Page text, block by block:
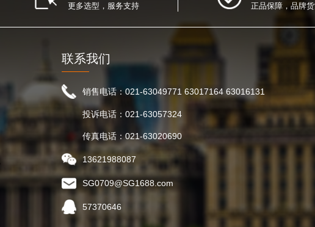
更多选型，服务支持 正品保障，品牌
联系我们
销售电话：021-63049771 63017164 63016131
投诉电话：021-63057324
传真电话：021-63020690
13621988087
SG0709@SG1688.com
57370646